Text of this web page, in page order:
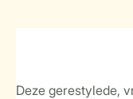
Deze gerestylede,